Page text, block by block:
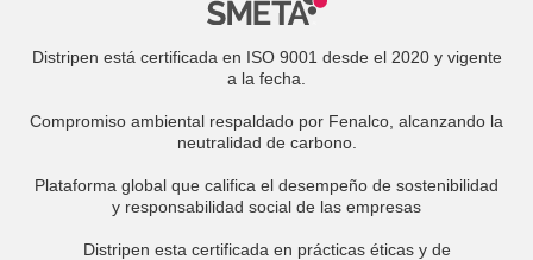
Distripen está certificada en ISO 9001 desde el 2020 y vigente
a la fecha.
Compromiso ambiental respaldado por Fenalco, alcanzando la
neutralidad de carbono.
Plataforma global que califica el desempeño de sostenibilidad
y responsabilidad social de las empresas
Distripen esta certificada en prácticas éticas y de